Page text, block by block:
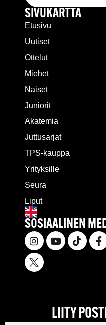
SIVUKARTTA
Etusivu
Uutiset
Ottelut
Miehet
Naiset
Juniorit
Akatemia
Juttusarjat
TPS-kauppa
Yrityksille
Seura
Liput
SOSIAALINEN
LIITY